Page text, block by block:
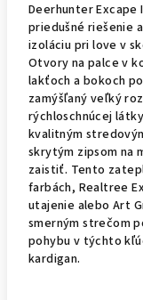
Deerhunter Excape
priedušné riešenie
izoláciu pri love v
Otvory na palce v
lakťoch a bokoch
zamýšľaný veľký
rýchloschnúcej
kvalitným
skrytým zipsom na
zaistiť. Tento
farbách, Realtree
utajenie alebo Art
smerným strečom
pohybu v týchto
kardigan.